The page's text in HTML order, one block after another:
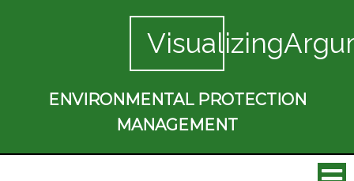
ENVIRONMENTAL PROTECTION
MANAGEMENT